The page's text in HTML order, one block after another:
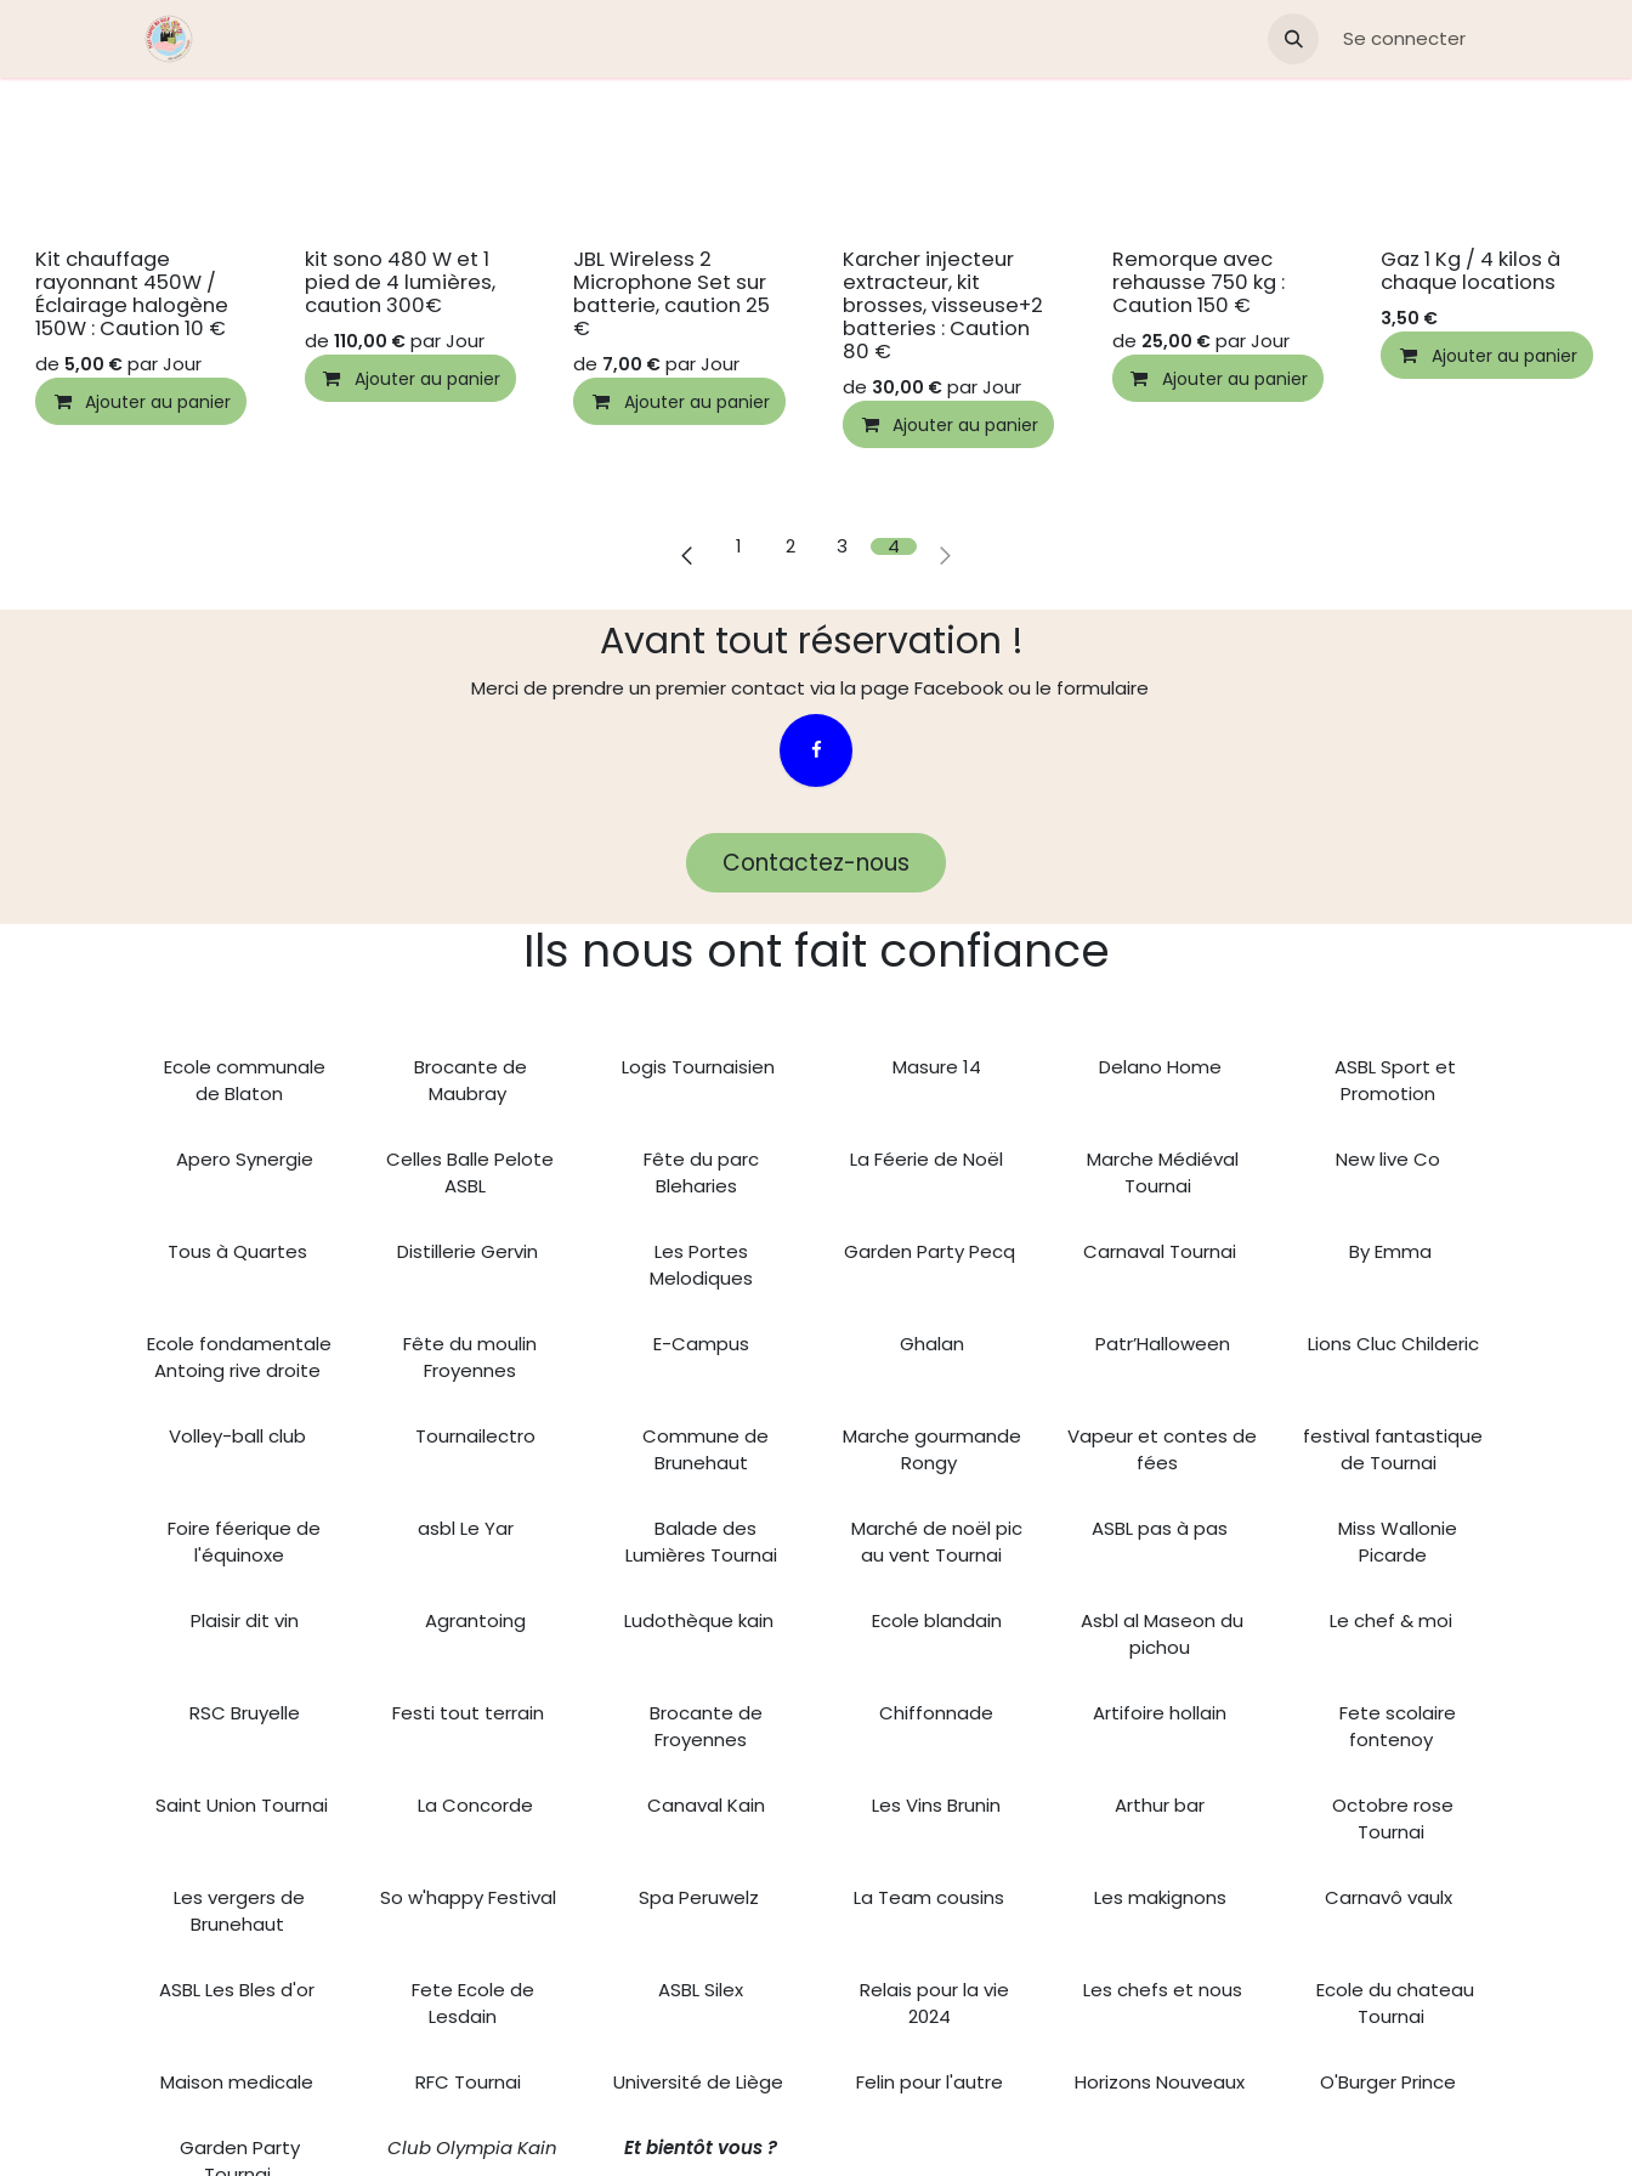
Se rendre au contenu
Se connecter
Kit chauffage
rayonnant 450W /
Éclairage halogène
150W : Caution 10 €
de 5,00 € parJour
Ajouter au panier
kit sono 480 W et 1
pied de 4 lumières,
caution 300€
de 110,00 € par Jour
Ajouter au panier
JBL Wireless 2
Microphone Set sur
batterie, caution 25
€
de 7,00 € par Jour
Ajouter au panier
Karcher injecteur
extracteur, kit
brosses, visseuse+2
batteries : Caution
80 €
de 30,00 € parJour
Ajouter au panier
Remorque avec
rehausse 750 kg :
Caution 150 €
de 25,00 € par Jour
Ajouter au panier
Gaz 1 Kg / 4 kilos à
chaque locations
3,50 €
Ajouter au panier
1 2 3 4
Avant tout réservation !
Merci de prendre un premier contact via la page Facebook ou le formulaire
Contactez-nous
Ils nous ont fait confiance
Ecole communale
de Blaton
Brocante de
Maubray
Logis Tournaisien Masure 14 Delano Home
ASBL Sport et
Promotion
Apero Synergie
Celles Balle Pelote
ASBL
Fête du parc
Bleharies
La Féerie de Noël
Marche Médiéval
Tournai
New live Co
Tous à Quartes Distillerie Gervin
Les Portes
Melodiques
Garden Party Pecq Carnaval Tournai By Emma
Ecole fondamentale
Antoing rive droite
Fête du moulin
Froyennes
E-Campus Ghalan Patr’Halloween Lions Cluc Childeric
Volley-ball club Tournailectro
Commune de
Brunehaut
Marche gourmande
Rongy
Vapeur et contes de
fées
festival fantastique
de Tournai
Foire féerique de
l'équinoxe
asbl Le Yar
Balade des
Lumières Tournai
Marché de noël pic
au vent Tournai
ASBL pas à pas
Miss Wallonie
Picarde
Plaisir dit vin Agrantoing Ludothèque kain Ecole blandain
Asbl al Maseon du
pichou
Le chef & moi
RSC Bruyelle Festi tout terrain
Brocante de
Froyennes
Chiffonnade Artifoire hollain
Fete scolaire
fontenoy
Saint Union Tournai La Concorde Canaval Kain Les Vins Brunin Arthur bar
Octobre rose
Tournai
Les vergers de
Brunehaut
So w'happy Festival Spa Peruwelz La Team cousins Les makignons Carnavô vaulx​
ASBL Les Bles d'or
Fete Ecole de
Lesdain
ASBL Silex
Relais pour la vie
2024
Les chefs et nous
Ecole du chateau
Tournai
Maison medicale RFC Tournai Université de Liège Felin pour l'autre Horizons Nouveaux O'Burger Prince
Garden Party
Club Olympia Kain​ Et bientôt vous ?